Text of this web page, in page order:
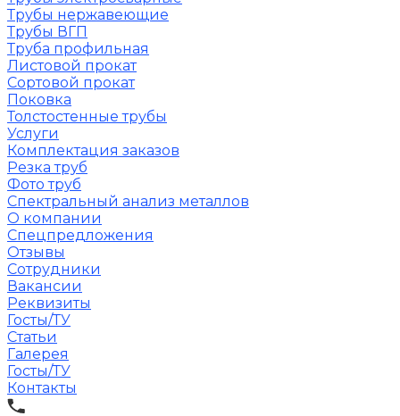
Трубы нержавеющие
Трубы ВГП
Труба профильная
Листовой прокат
Сортовой прокат
Поковка
Толстостенные трубы
Услуги
Комплектация заказов
Резка труб
Фото труб
Спектральный анализ металлов
О компании
Спецпредложения
Отзывы
Сотрудники
Вакансии
Реквизиты
Госты/ТУ
Статьи
Галерея
Госты/ТУ
Контакты